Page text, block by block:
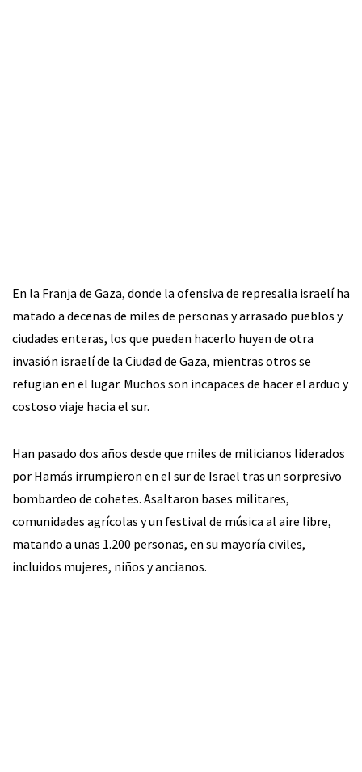
En la Franja de Gaza, donde la ofensiva de represalia israelí ha
matado a decenas de miles de personas y arrasado pueblos y
ciudades enteras, los que pueden hacerlo huyen de otra
invasión israelí de la Ciudad de Gaza, mientras otros se
refugian en el lugar. Muchos son incapaces de hacer el arduo y
costoso viaje hacia el sur.
Han pasado dos años desde que miles de milicianos liderados
por Hamás irrumpieron en el sur de Israel tras un sorpresivo
bombardeo de cohetes. Asaltaron bases militares,
comunidades agrícolas y un festival de música al aire libre,
matando a unas 1.200 personas, en su mayoría civiles,
incluidos mujeres, niños y ancianos.